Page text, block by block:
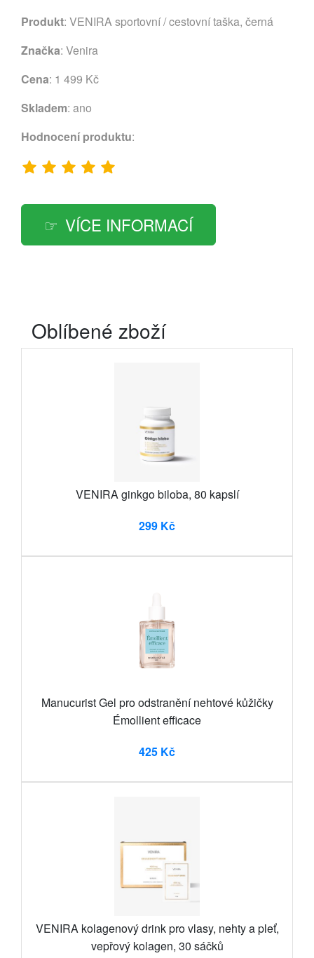
Produkt: VENIRA sportovní / cestovní taška, černá
Značka: Venira
Cena: 1 499 Kč
Skladem: ano
Hodnocení produktu:
VÍCE INFORMACÍ
Oblíbené zboží
VENIRA ginkgo biloba, 80 kapslí
299 Kč
Manucurist Gel pro odstranění nehtové kůžičky
Émollient efficace
425 Kč
VENIRA kolagenový drink pro vlasy, nehty a pleť,
vepřový kolagen, 30 sáčků